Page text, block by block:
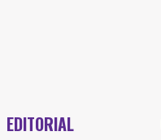
EDITORIAL